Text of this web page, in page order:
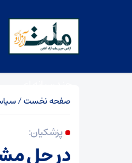
صفحه نخست/
پزشکیان:
در حل